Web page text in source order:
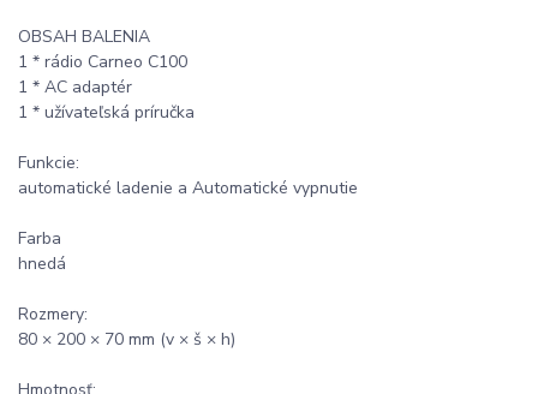
OBSAH BALENIA
1 * rádio Carneo C100
1 * AC adaptér
1 * užívateľská príručka
Funkcie:
automatické ladenie a Automatické vypnutie
Farba
hnedá
Rozmery:
80 × 200 × 70 mm (v × š × h)